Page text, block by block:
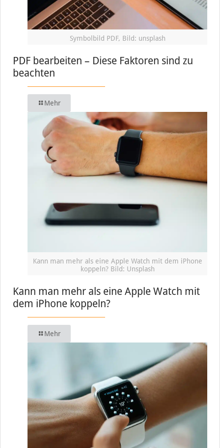
Symbolbild PDF, Bild: unsplash
PDF bearbeiten – Diese Faktoren sind zu
beachten
Mehr
Kann man mehr als eine Apple Watch mit dem iPhone
koppeln? Bild: Unsplash
Kann man mehr als eine Apple Watch mit
dem iPhone koppeln?
Mehr